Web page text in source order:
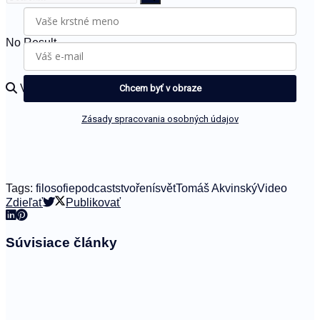
No Result
View All Result Chcem byť v obraze
Zásady spracovania osobných údajov
Tags: filosofiepodcaststvořenísvětTomáš AkvinskýVideo
Zdieľať
Publikovať
Súvisiace články